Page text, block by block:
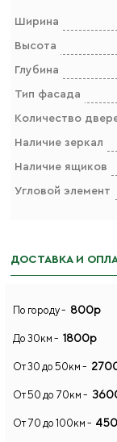
Ширина
Высота
Глубина
Тип фасада
Количество
Наличие зеркал
Наличие ящиков
Угловой элемент
ДОСТАВКА И
По городу - 800р
До 30км - 1800р
От 30 до 50км -
От 50 до 70км -
От 70 до 100км -